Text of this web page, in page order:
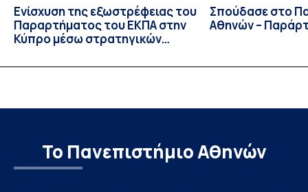
Ενίσχυση της εξωστρέφειας του
Παραρτήματος του ΕΚΠΑ στην
Κύπρο μέσω στρατηγικών
Σπούδασε στο
Αθηνών –
Το Πανεπιστήμιο Αθηνών